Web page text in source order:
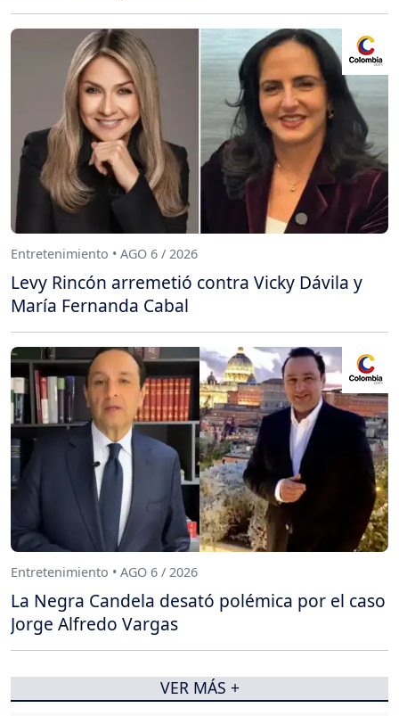
Entretenimiento • AGO 6 / 2026
Levy Rincón arremetió contra Vicky Dávila y
María Fernanda Cabal
Entretenimiento • AGO 6 / 2026
La Negra Candela desató polémica por el caso
Jorge Alfredo Vargas
VER MÁS +